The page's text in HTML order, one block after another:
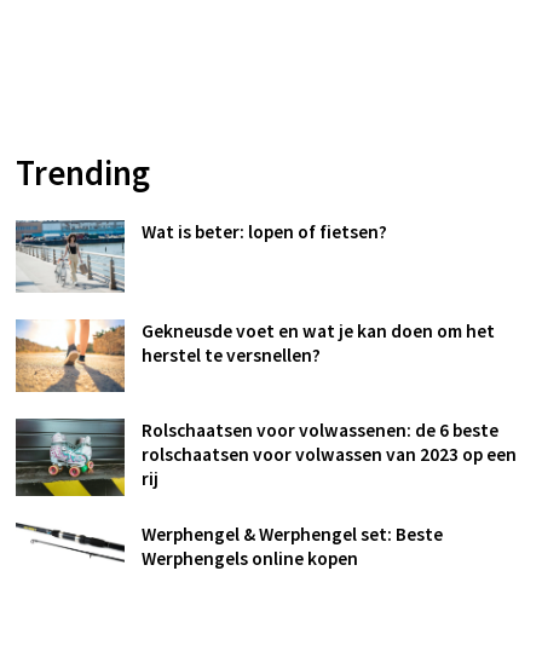
Trending
Wat is beter: lopen of fietsen?
Gekneusde voet en wat je kan doen om het
herstel te versnellen?
Rolschaatsen voor volwassenen: de 6 beste
rolschaatsen voor volwassen van 2023 op een
rij
Werphengel & Werphengel set: Beste
Werphengels online kopen